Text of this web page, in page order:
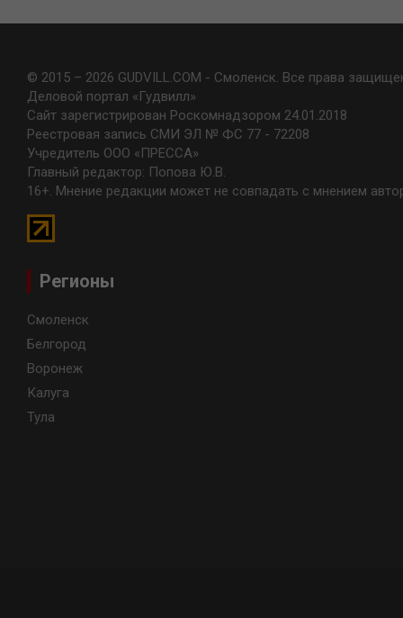
© 2015 – 2026 GUDVILL.COM - Смоленск. Все права
Деловой портал «Гудвилл»
Сайт зарегистрирован Роскомнадзором 24.01.2018
Реестровая запись СМИ ЭЛ № ФС 77 - 72208
Учредитель ООО «ПРЕССА»
Главный редактор: Попова Ю.В.
16+. Мнение редакции может не совпадать с мнением
Регионы
Смоленск
Белгород
Воронеж
Калуга
Тула